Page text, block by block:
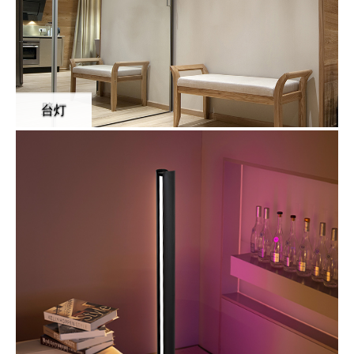
壁灯
台灯